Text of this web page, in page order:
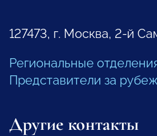
127473, г. Москва, 2-й
Региональные
Представители за
Другие контакты